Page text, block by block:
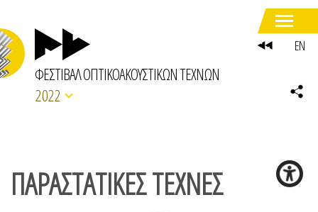
ΦΕΣΤΙΒΑΛ ΟΠΤΙΚΟΑΚΟΥΣΤΙΚΩΝ ΤΕΧΝΩΝ
2022
ΠΑΡΑΣΤΑΤΙΚΕΣ ΤΕΧΝΕΣ
EN